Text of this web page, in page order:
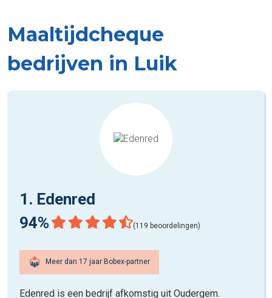
Maaltijdcheque
bedrijven in Luik
1. Edenred
94%
(119 beoordelingen)
Meer dan 17 jaar Bobex-partner
Edenred is een bedrijf afkomstig uit Oudergem.